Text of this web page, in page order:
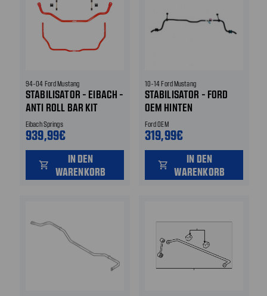
94-04 Ford Mustang
STABILISATOR - EIBACH -
ANTI ROLL BAR KIT
Eibach Springs
939,99€
shopping_cart
IN DEN
WARENKORB
10-14 Ford Mustang
STABILISATOR - FORD
OEM HINTEN
Ford OEM
319,99€
shopping_cart
IN DEN
WARENKORB